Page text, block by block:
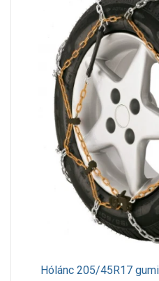
Hólánc 205/45R17